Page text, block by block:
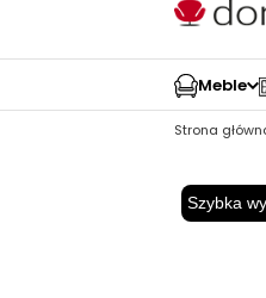
Meble
Strona
Szybka